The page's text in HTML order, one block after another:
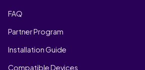
FAQ
Partner Program
Installation Guide
Compatible Devices